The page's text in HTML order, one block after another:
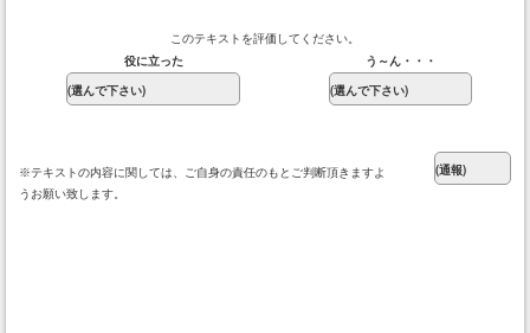
このテキストを評価してください。
役に立った
う～ん・・・
※テキストの内容に関しては、ご自身の責任のもとご判断頂きますよ
うお願い致します。